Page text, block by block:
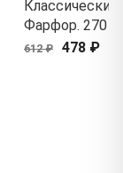
Классический.
Фарфор. 270
612 ₽ 478 ₽